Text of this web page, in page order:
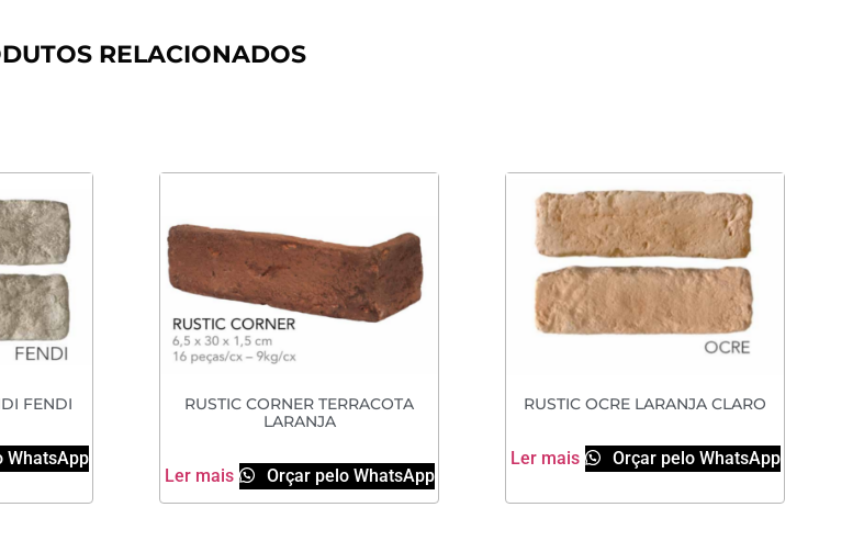
RELACIONADOS
FENDI
WhatsApp
RUSTIC CORNER TERRACOTA
LARANJA
Ler mais Orçar pelo WhatsApp
RUSTIC OCRE LARANJA CLARO
Ler mais Orçar pelo WhatsApp